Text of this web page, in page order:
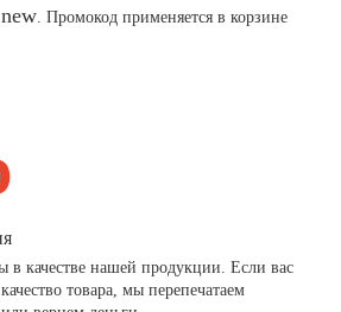
new. Промокод применяется в корзине
в качестве нашей продукции. Если вас
товара, мы перепечатаем